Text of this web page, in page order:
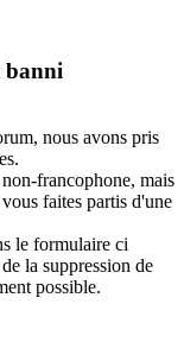
banni
nous avons pris
francophone, mais
faites partis d'une
le formulaire ci
la suppression de
possible.